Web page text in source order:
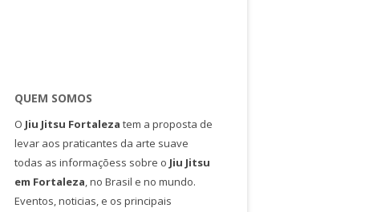
QUEM SOMOS
O Jiu Jitsu Fortaleza tem a proposta de
levar aos praticantes da arte suave
todas as informaçõess sobre o Jiu Jitsu
em Fortaleza, no Brasil e no mundo.
Eventos, noticias, e os principais